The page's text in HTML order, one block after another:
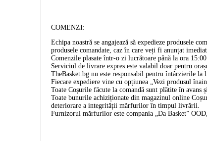
COMENZI:
Echipa noastră se angajează să expedieze produsele
produsele comandate, caz în care veți fi anunțat
Comenzile plasate într-o zi lucrătoare până la ora
Serviciul de livrare expres este valabil doar pentru
TheBasket.bg nu este responsabil pentru întârzierile la
Fiecare expediere vine cu opțiunea „Vezi produsul
Toate Coșurile făcute la comandă sunt plătite în avans
Toate bunurile achiziționate din magazinul online
deteriorare a integrității mărfurilor în timpul livrării.
Furnizorul mărfurilor este compania „Da Basket”